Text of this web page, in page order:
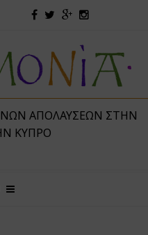
ΑΠΟΛΑΎΣΕΩΝ ΣΤΗΝ
ΚΎΠΡΟ